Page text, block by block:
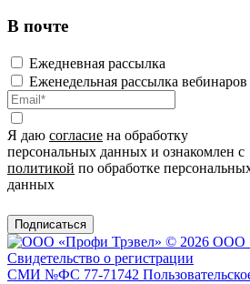
В почте
Ежедневная рассылка
Еженедельная рассылка вебинаров
Я даю согласие на обработку
персональных данных и ознакомлен с
политикой по обработке
данных
Подписаться
© 2026 ООО
Свидетельство о регистрации
СМИ №ФС 77-71742